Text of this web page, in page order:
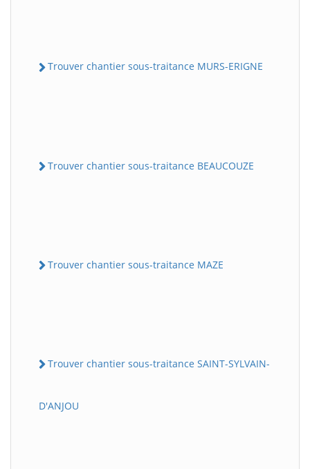
Trouver chantier sous-traitance MURS-ERIGNE
Trouver chantier sous-traitance BEAUCOUZE
Trouver chantier sous-traitance MAZE
Trouver chantier sous-traitance SAINT-SYLVAIN-
D'ANJOU